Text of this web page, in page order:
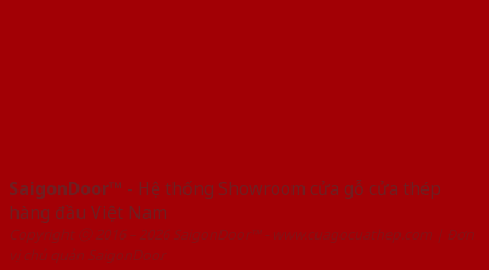
SaigonDoor™ - Hệ thống Showroom cửa gỗ cửa thép
hàng đầu Việt Nam
Copyright ⓒ 2016 – 2026 SaigonDoor™ - www.cuagocuathep.com | Đơn
vị chủ quản SaigonDoor